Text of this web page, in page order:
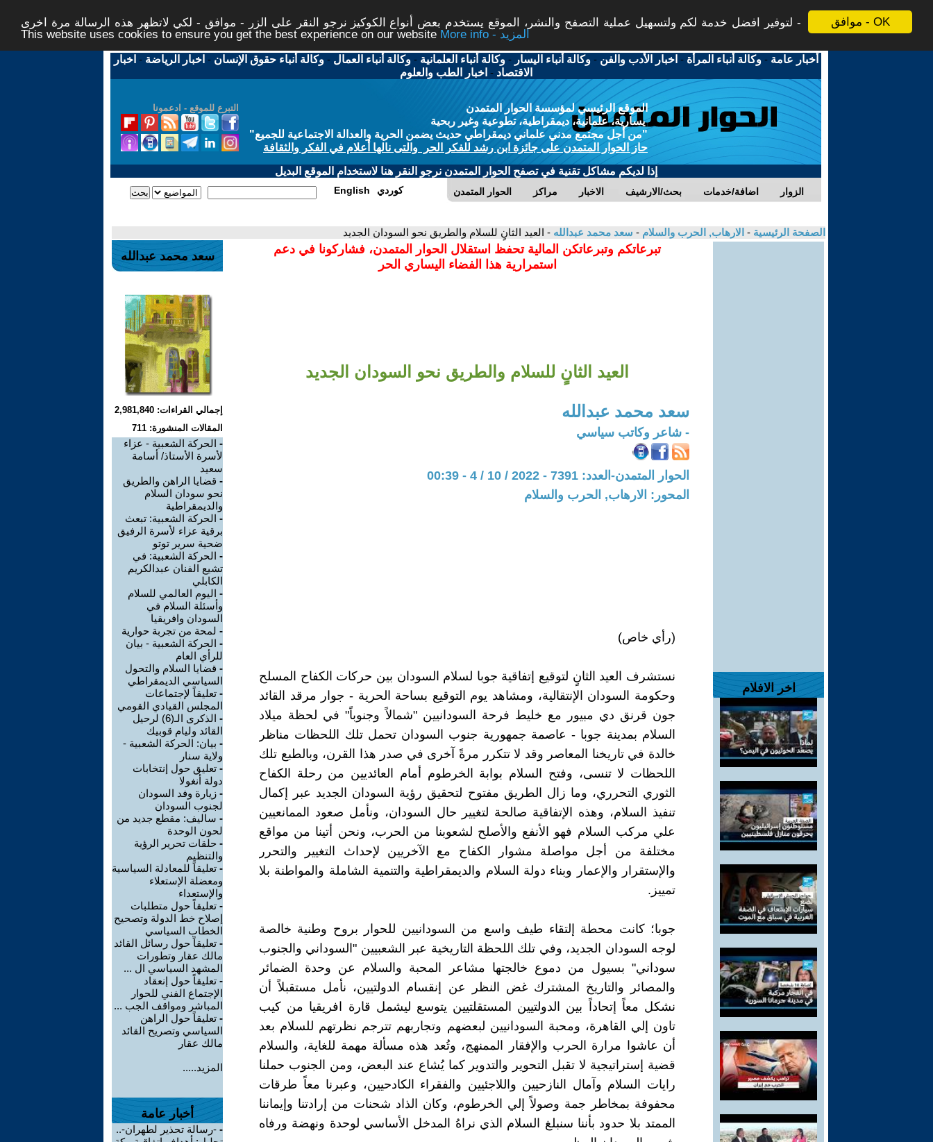
موافق - OK
لتوفير افضل خدمة لكم ولتسهيل عملية التصفح والنشر، الموقع يستخدم بعض أنواع الكوكيز نرجو النقر على الزر - موافق - لكي لاتظهر هذه الرسالة مرة اخرى -
This website uses cookies to ensure you get the best experience on our website
More info - المزيد
أخبار عامة -وكالة أنباء المرأة - اخبار الأدب والفن -وكالة أنباء اليسار -وكالة أنباء العلمانية -وكالة أنباء العمال -وكالة أنباء حقوق الإنسان - اخبار الرياضة - اخبار
الاقتصاد - اخبار الطب والعلوم
التبرع للموقع - ادعمونا
الموقع الرئيسي لمؤسسة الحوار المتمدن
يسارية، علمانية، ديمقراطية، تطوعية وغير ربحية
"من أجل مجتمع مدني علماني ديمقراطي حديث يضمن الحرية والعدالة الاجتماعية للجميع"
حاز الحوار المتمدن على جائزة ابن رشد للفكر الحر والتى نالها أعلام في الفكر والثقافة
إذا لديكم مشاكل تقنية في تصفح الحوار المتمدن نرجو النقر هنا لاستخدام الموقع البديل
الحوار المتمدن مراكز الاخبار بحث/الارشيف اضافة/خدمات الزوار English كوردي
الصفحة الرئيسية - الارهاب, الحرب والسلام - سعد محمد عبدالله - العيد الثانٍ للسلام والطريق نحو السودان الجديد
اخر الافلام
تبرعاتكم وتبرعاتكن المالية تحفظ استقلال الحوار المتمدن، فشاركونا في دعم
استمرارية هذا الفضاء اليساري الحر
العيد الثانٍ للسلام والطريق نحو السودان الجديد
سعد محمد عبدالله
- شاعر وكاتب سياسي
الحوار المتمدن-العدد: 7391 - 2022 / 10 / 4 - 00:39
المحور: الارهاب, الحرب والسلام
(رأي خاص)
نستشرف العيد الثانٍ لتوقيع إتفاقية جوبا لسلام السودان بين حركات الكفاح المسلح
وحكومة السودان الإنتقالية، ومشاهد يوم التوقيع بساحة الحرية - جوار مرقد القائد
جون قرنق دي مبيور مع خليط فرحة السودانيين "شمالاً وجنوباً" في لحظة ميلاد
السلام بمدينة جوبا - عاصمة جمهورية جنوب السودان تحمل تلك اللحظات مناظر
خالدة في تاريخنا المعاصر وقد لا تتكرر مرةً آخرى في صدر هذا القرن، وبالطبع تلك
اللحظات لا تنسى، وفتح السلام بوابة الخرطوم أمام العائديين من رحلة الكفاح
الثوري التحرري، وما زال الطريق مفتوح لتحقيق رؤية السودان الجديد عبر إكمال
تنفيذ السلام، وهذه الإتفاقية صالحة لتغيير حال السودان، ونأمل صعود الممانعيين
علي مركب السلام فهو الأنفع والأصلح لشعوبنا من الحرب، ونحن أتينا من مواقع
مختلفة من أجل مواصلة مشوار الكفاح مع الآخريين لإحداث التغيير والتحرر
والإستقرار والإعمار وبناء دولة السلام والديمقراطية والتنمية الشاملة والمواطنة بلا
تمييز.
جوبا؛ كانت محطة إلتقاء طيف واسع من السودانيين للحوار بروح وطنية خالصة
لوجه السودان الجديد، وفي تلك اللحظة التاريخية عبر الشعبيين "السوداني والجنوب
سوداني" بسيول من دموع خالجتها مشاعر المحبة والسلام عن وحدة الضمائر
والمصائر والتاريخ المشترك غض النظر عن إنقسام الدولتيين، نأمل مستقبلاً أن
نشكل معاً إتحاداً بين الدولتيين المستقلتيين يتوسع ليشمل قارة افريقيا من كيب
تاون إلي القاهرة، ومحبة السودانيين لبعضهم وتجاربهم تترجم نظرتهم للسلام بعد
أن عاشوا مرارة الحرب والإفقار الممنهج، وتُعد هذه مسألة مهمة للغاية، والسلام
قضية إستراتيجية لا تقبل التحوير والتدوير كما يُشاع عند البعض، ومن الجنوب حملنا
رايات السلام وآمال النازحيين واللاجئيين والفقراء الكادحيين، وعبرنا معاً طرقات
محفوفة بمخاطر جمة وصولاً إلي الخرطوم، وكان الذاد شحنات من إرادتنا وإيماننا
الممتد بلا حدود بأننا سنبلغ السلام الذي نراهُ المدخل الأساسي لوحدة ونهضة ورفاه
سعد محمد عبدالله
إجمالي القراءات: 2,981,840
المقالات المنشورة: 711
- الحركة الشعبية - عزاء
لأسرة الأستاذ/ أسامة
سعيد
- قضايا الراهن والطريق
نحو سودان السلام
والديمقراطية
- الحركة الشعبية: تبعث
برقية عزاء لأسرة الرفيق
ضحية سرير توتو
- الحركة الشعبية: في
تشيع الفنان عبدالكريم
الكابلي
- اليوم العالمي للسلام
وأسئلة السلام في
السودان وافريقيا
- لمحة من تجربة حوارية
- الحركة الشعبية - بيان
للرأي العام
- قضايا السلام والتحول
السياسي الديمقراطي
- تعليقاً لإجتماعات
المجلس القيادي القومي
-
الذكرى الـ(6) لرحيل
القائد وليام قوبيك
- بيان: الحركة الشعبية -
ولاية سنار
- تعليق حول إنتخابات
دولة أنغولا
- زيارة وفد السودان
لجنوب السودان
- ساليف: مقطع جديد من
لحون الوحدة
- حلقات تحرير الرؤية
والتنظيم
- تعليقاً للمعادلة السياسية
ومعضلة الإستعلاء
والإستعداء
- تعليقاً حول متطلبات
إصلاح خط الدولة وتصحيح
الخطاب السياسي
- تعليقاً حول رسائل القائد
مالك عقار وتطورات
المشهد السياسي ال ...
- تعليقاً حول إنعقاد
الإجتماع الفني للحوار
المباشر ومواقف الجب ...
- تعليقاً حول الراهن
السياسي وتصريح القائد
مالك عقار
المزيد.....
أخبار عامة
- -رسالة تحذير لطهران-..